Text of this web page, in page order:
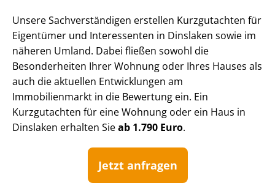
Unsere Sach­ver­stän­di­gen erstellen Kurzgutachten für
Eigentümer und Interessenten in Dinslaken sowie im
näheren Umland. Dabei fließen sowohl die
Besonderheiten Ihrer Wohnung oder Ihres Hauses als
auch die aktuellen Entwicklungen am
Immobilienmarkt in die Bewertung ein. Ein
Kurzgutachten für eine Wohnung oder ein Haus in
Dinslaken erhalten Sieab 1.790 Euro.
Jetzt anfragen